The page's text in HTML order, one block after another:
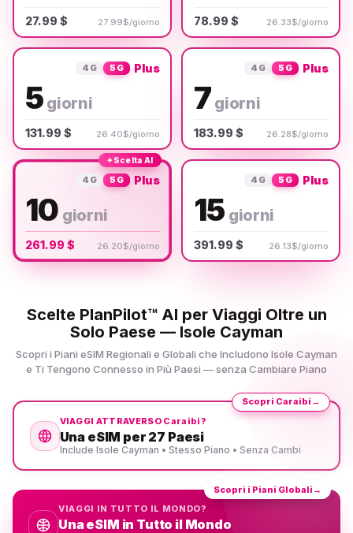
27.99 $ 27.99$/giorno 78.99 $ 26.33$/giorno
4G 5G Plus
5 giorni
131.99 $ 26.40$/giorno
4G 5G Plus
7 giorni
183.99 $ 26.28$/giorno
✦Scelta AI
4G 5G Plus
10 giorni
261.99 $ 26.20$/giorno
4G 5G Plus
15 giorni
391.99 $ 26.13$/giorno
Scelte PlanPilot™ AI per Viaggi Oltre un
Solo Paese — Isole Cayman
Scopri i Piani eSIM Regionali e Globali che Includono Isole Cayman
e Ti Tengono Connesso in Più Paesi — senza Cambiare Piano
VIAGGI ATTRAVERSO Caraibi?
Una eSIM per 27 Paesi
Include Isole Cayman • Stesso Piano • Senza Cambi
Scopri Caraibi →
VIAGGI IN TUTTO IL MONDO?
Una eSIM in Tutto il Mondo
Scopri i Piani Globali →